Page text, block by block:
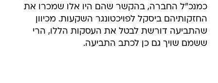
כמנכ"ל החברה, בהקשר שהם היו אלו שמכרו את
החזקותיהם ביסקל לפויכטונגר השקעות. מכיוון
שהתביעה דורשת לבטל את העסקות הללו, הרי
ששמם שויך גם כן לכתב התביעה.